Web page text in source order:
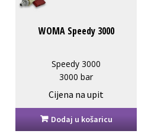
WOMA Speedy 3000
Speedy 3000
3000 bar
Cijena na upit
Dodaj u košaricu